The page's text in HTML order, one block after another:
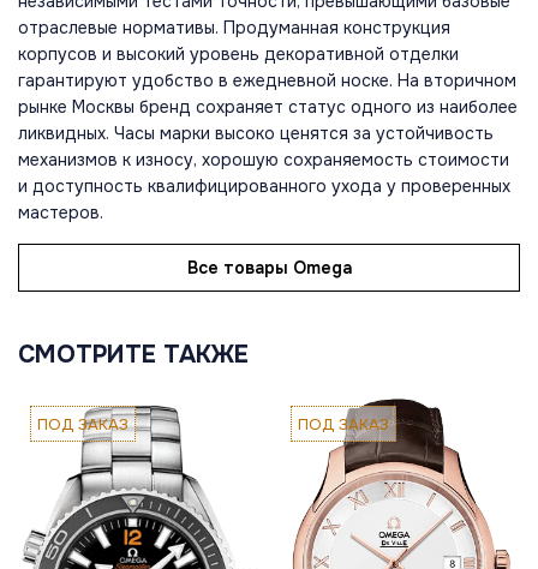
отраслевые нормативы. Продуманная конструкция
корпусов и высокий уровень декоративной отделки
гарантируют удобство в ежедневной носке. На вторичном
рынке Москвы бренд сохраняет статус одного из наиболее
ликвидных. Часы марки высоко ценятся за устойчивость
механизмов к износу, хорошую сохраняемость стоимости
и доступность квалифицированного ухода у проверенных
мастеров.
Все товары Omega
СМОТРИТЕ ТАКЖЕ
ПОД ЗАКАЗ ПОД ЗАКАЗ